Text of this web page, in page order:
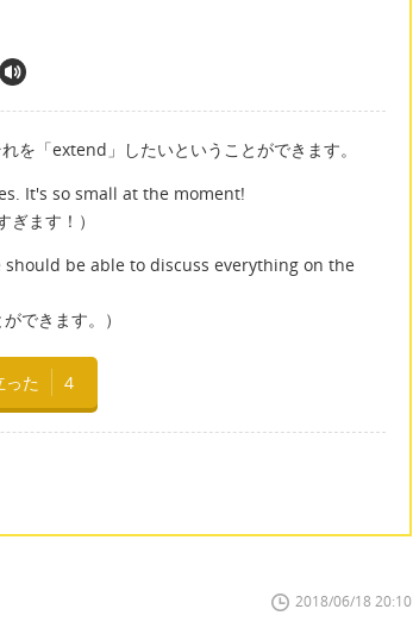
を「extend」したいということができます。
It's so small at the moment!
ます！）
be able to discuss everything on the
できます。）
った 4
2018/06/18 20:10